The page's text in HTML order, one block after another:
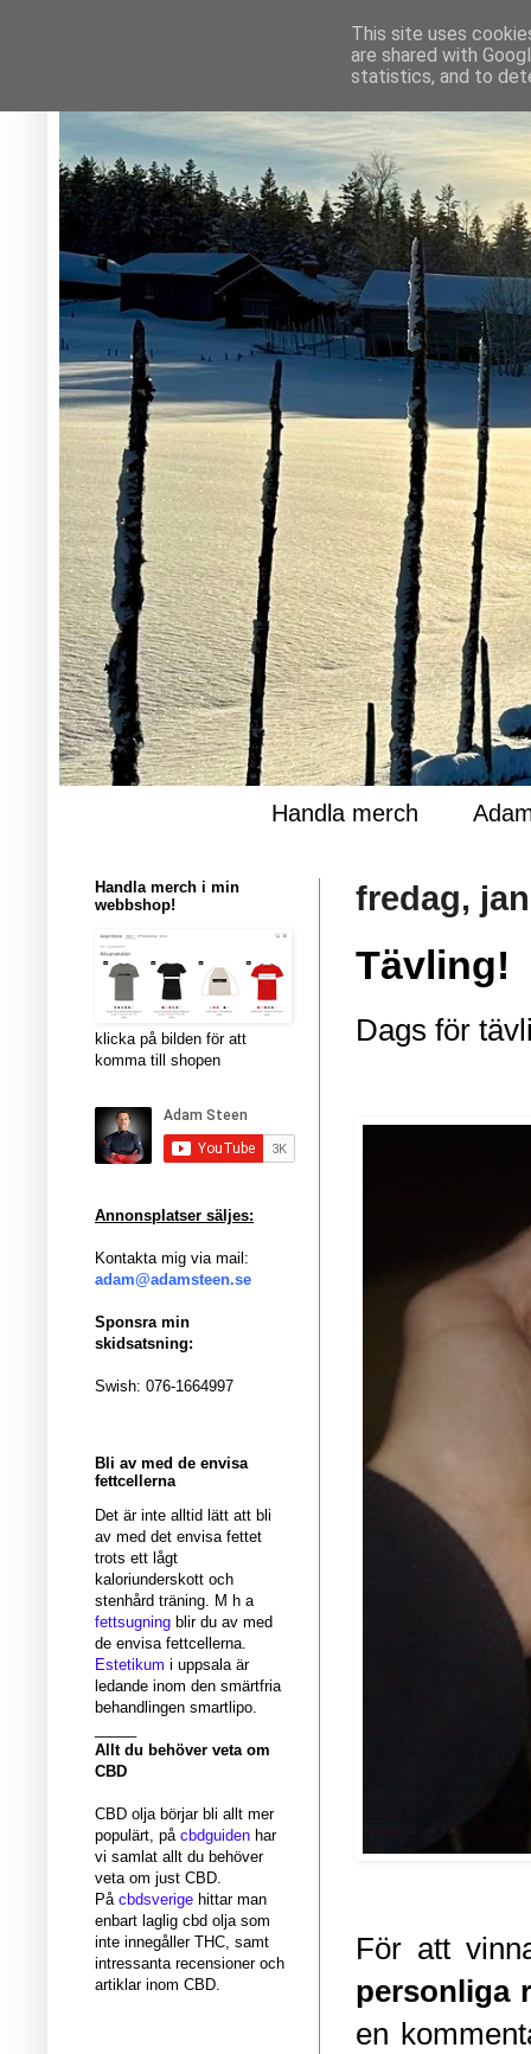
Handla merch
fredag,
Tävling!
Dags för
För att
personliga
en
Handla merch i min
webbshop!
klicka på bilden för att
komma till shopen
Annonsplatser säljes:
Kontakta mig via mail:
adam@adamsteen.se
Sponsra min
skidsatsning:
Swish: 076-1664997
Bli av med de envisa
fettcellerna
Det är inte alltid lätt att bli
av med det envisa fettet
trots ett lågt
kaloriunderskott och
stenhård träning. M h a
fettsugning blir du av med
de envisa fettcellerna.
Estetikum i uppsala är
ledande inom den smärtfria
behandlingen smartlipo.
Allt du behöver veta om
CBD
CBD olja börjar bli allt mer
populärt, påcbdguiden har
vi samlat allt du behöver
veta om just CBD.
På cbdsverige hittar man
enbart laglig cbd olja som
inte innegåller THC, samt
intressanta recensioner och
artiklar inom CBD.
This site uses
are shared with
statistics, and to